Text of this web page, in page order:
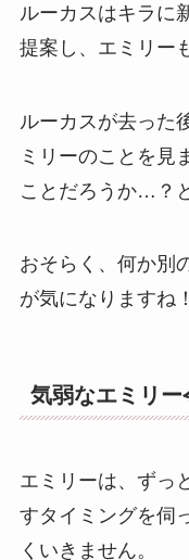
ルーカスはキラに
提案し、エミリー
ルーカスが去った
ミリーのことを見
ことだろうか…？
おそらく、何か別
が気になりますね！
気弱なエミリ
エミリーは、ずっ
すタイミングを伺
くいきません。